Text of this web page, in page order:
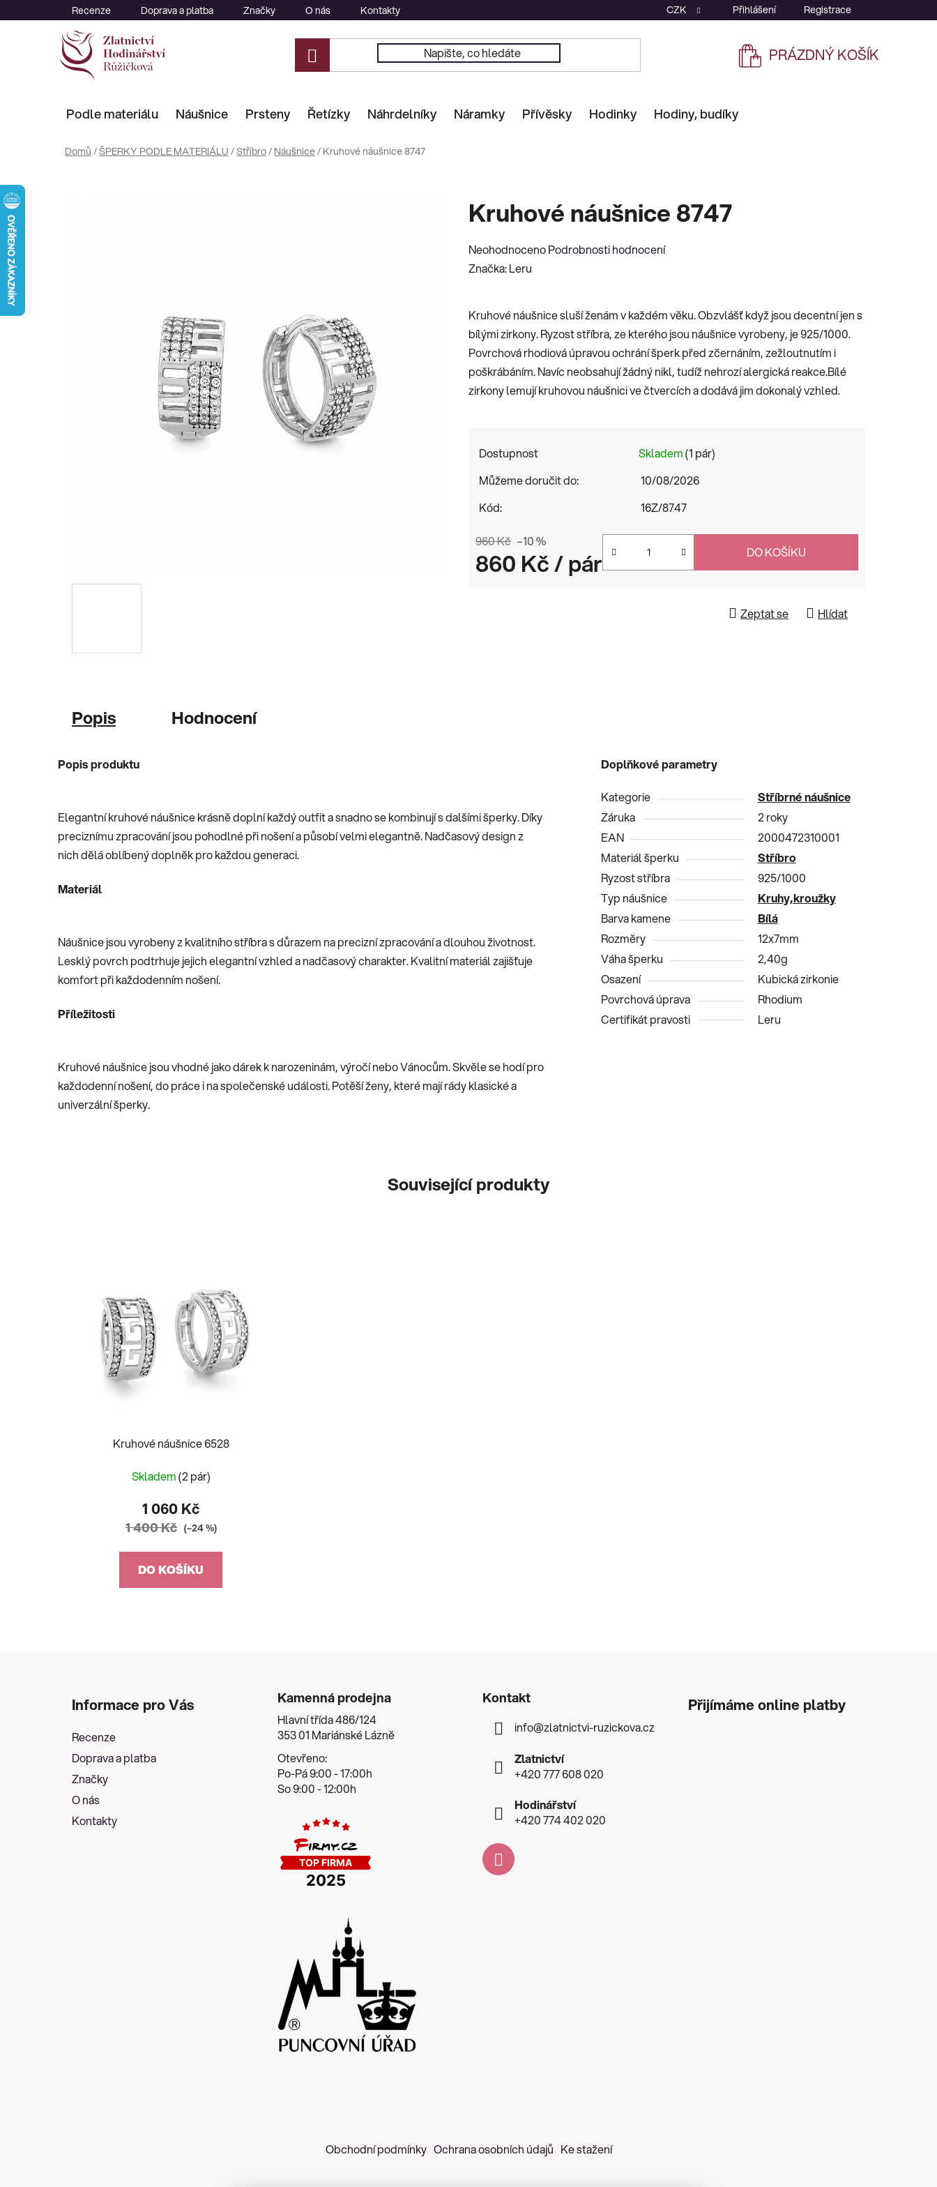
na
Recenze Doprava a platba Značky O nás Kontakty CZK Přihlášení Registrace
NÁKUPNÍ
PRÁZDNÝ KOŠÍK
Podle materiálu Náušnice Prsteny Řetízky Náhrdelníky Náramky Přívěsky Hodinky Hodiny, budíky
Domů /ŠPERKY PODLE MATERIÁLU /Stříbro/ Náušnice/ Kruhové náušnice 8747
Kruhové náušnice 8747
Průměrné
hodnocení
0,0
z
5
hvězdiček.
NeohodnocenoPodrobnosti hodnocení
Značka:Leru
Kruhové náušnice sluší ženám v každém věku. Obzvlášť když jsou decentní jen s
bílými zirkony. Ryzost stříbra, ze kterého jsou náušnice vyrobeny, je 925/1000.
Povrchová rhodiová úpravou ochrání šperk před zčernáním, zežloutnutím i
poškrábáním. Navíc neobsahují žádný nikl, tudíž nehrozí alergická reakce.Bílé
zirkony lemují kruhovou náušnici ve čtvercích a dodává jim dokonalý vzhled.
Dostupnost Skladem(1 pár)
Můžeme doručit do:
10/08/2026
Kód:
16Z/8747
960 Kč –10 %
860 Kč/ pár DO KOŠÍKU
Zeptat se Hlídat
Popis Hodnocení
Popis produktu
Elegantní kruhové náušnice krásně doplní každý outfit a snadno se kombinují s dalšími šperky. Díky
preciznímu zpracování jsou pohodlné při nošení a působí velmi elegantně. Nadčasový design z
nich dělá oblíbený doplněk pro každou generaci.
Materiál
Náušnice jsou vyrobeny z kvalitního stříbra s důrazem na precizní zpracování a dlouhou životnost.
Lesklý povrch podtrhuje jejich elegantní vzhled a nadčasový charakter. Kvalitní materiál zajišťuje
komfort při každodenním nošení.
Příležitosti
Kruhové náušnice jsou vhodné jako dárek k narozeninám, výročí nebo Vánocům. Skvěle se hodí pro
každodenní nošení, do práce i na společenské události. Potěší ženy, které mají rády klasické a
univerzální šperky.
Doplňkové parametry
Kategorie
Stříbrné náušnice
Záruka
2 roky
EAN
2000472310001
Materiál šperku
Stříbro
Ryzost stříbra
925/1000
Typ náušnice
Kruhy,kroužky
Barva kamene
Bílá
Rozměry
12x7mm
Váha šperku
2,40g
Osazení
Kubická zirkonie
Povrchová úprava
Rhodium
Certifikát pravosti
Leru
Související produkty
Kruhové náušnice 6528
Skladem(2 pár)
1 060 Kč
1 400 Kč (–24 %)
DO KOŠÍKU
Informace pro Vás
Recenze
Doprava a platba
Značky
O nás
Kontakty
Kamenná prodejna
Hlavní třída 486/124
353 01 Mariánské Lázně
Otevřeno:
Po-Pá 9:00 - 17:00h
So 9:00 - 12:00h
Kontakt
info@zlatnictvi-ruzickova.cz
Zlatnictví
+420 777 608 020
Hodinářství
+420 774 402 020
Přijímáme online platby
Obchodní podmínky Ochrana osobních údajů Ke stažení